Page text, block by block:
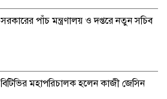
সরকারের পাঁচ মন্ত্রণালয় ও দপ্তরে নতুন সচিব
বিটিভির মহাপরিচালক হলেন কাজী জেসিন